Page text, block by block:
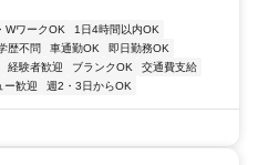
WワークOK
1日4時間以内OK
歴不問 車通勤OK
即日勤務OK
経験者歓迎 ブランクOK
交通費支給
ー歓迎 週2・3日からOK